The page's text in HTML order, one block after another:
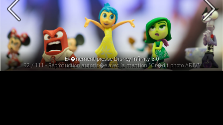
Ev�nement presse Disney Infinity 3.0
92 / 111 - Reproduction autoris�e avec la mention "Cr�dit photo AFJV"